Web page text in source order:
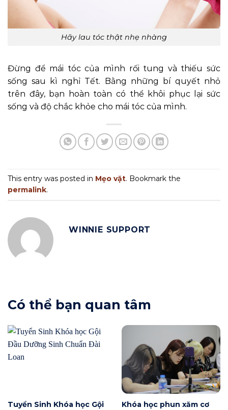
Hãy lau tóc thật nhẹ nhàng
Đừng để mái tóc của mình rối tung và thiếu sức
sống sau kì nghỉ Tết. Bằng những bí quyết nhỏ
trên đây, bạn hoàn toàn có thể khôi phục lại sức
sống và độ chắc khỏe cho mái tóc của mình.
This entry was posted in Mẹo vặt. Bookmark the
permalink.
WINNIE SUPPORT
Có thể bạn quan tâm
Tuyển Sinh Khóa học Gội Khóa học phun xăm cơ